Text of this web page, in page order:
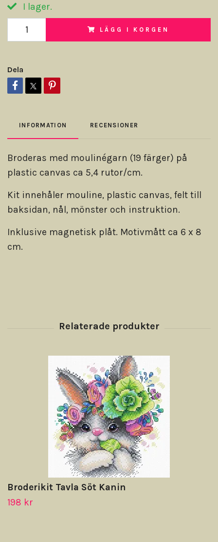
I lager.
LÄGG I KORGEN
Dela
INFORMATION RECENSIONER
Broderas med moulinégarn (19 färger) på
plastic canvas ca 5,4 rutor/cm.
Kit innehåler mouline, plastic canvas, felt till
baksidan, nål, mönster och instruktion.
Inklusive magnetisk plåt. Motivmått ca 6 x 8
cm.
Broderikit Tavla Söt Kanin
198 kr